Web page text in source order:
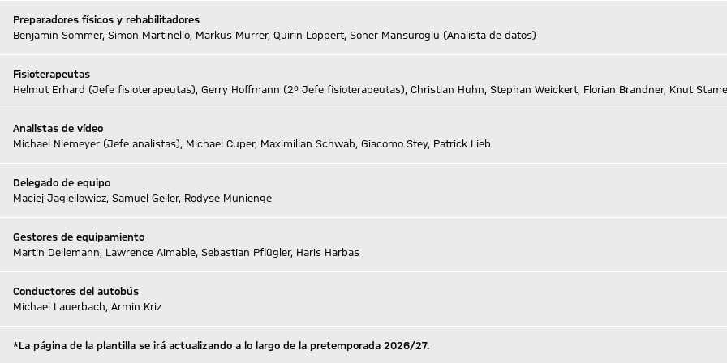
Preparadores físicos y rehabilitadores
Benjamin Sommer, Simon Martinello, Markus Murrer, Quirin Löppert, Soner Mansuroglu (Analista de datos)
Fisioterapeutas
Helmut Erhard (Jefe fisioterapeutas), Gerry Hoffmann (2º Jefe fisioterapeutas), Christian Huhn, Stephan Weickert, Florian Brandner, Knut
Analistas de vídeo
Michael Niemeyer (Jefe analistas), Michael Cuper, Maximilian Schwab, Giacomo Stey, Patrick Lieb
Delegado de equipo
Maciej Jagiellowicz, Samuel Geiler, Rodyse Munienge
Gestores de equipamiento
Martin Dellemann, Lawrence Aimable, Sebastian Pflügler, Haris Harbas
Conductores del autobús
Michael Lauerbach, Armin Kriz
*La página de la plantilla se irá actualizando a lo largo de la pretemporada 2026/27.